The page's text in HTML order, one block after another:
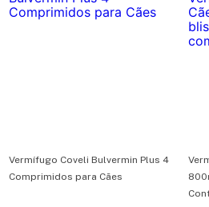
Vermífugo Coveli Bulvermin Plus 4
Comprimidos para Cães